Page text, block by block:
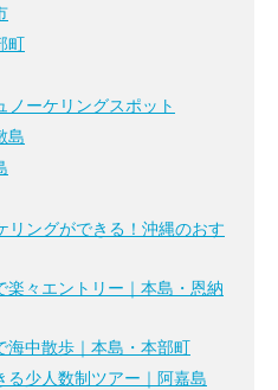
町
ノーケリングスポット
島
リングができる！沖縄のおす
々エントリー｜本島・恩納
中散歩｜本島・本部町
少人数制ツアー｜阿嘉島